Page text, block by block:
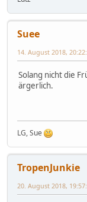
Suee
14. August 2018,
Solang nicht die
ärgerlich.
LG, Sue
TropenJunkie
20. August 2018,